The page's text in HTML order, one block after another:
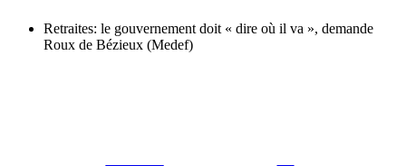
Retraites: le gouvernement doit « dire où il va », demande
Roux de Bézieux (Medef)